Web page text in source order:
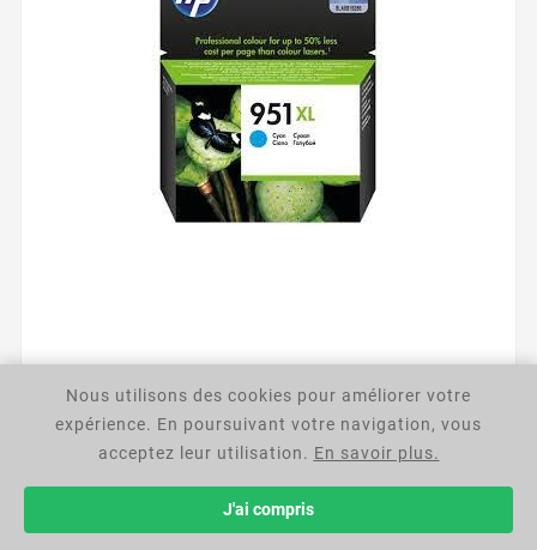
  
Hp951XL Cartouche D'Encre Grande Capacité
Authentique Cyan
Nous utilisons des cookies pour améliorer votre
expérience. En poursuivant votre navigation, vous
acceptez leur utilisation. En savoir plus.
J'ai compris